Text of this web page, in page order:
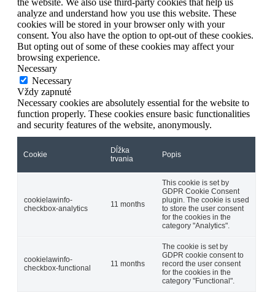
analyze and understand how you use this website. These
cookies will be stored in your browser only with your
consent. You also have the option to opt-out of these cookies.
But opting out of some of these cookies may affect your
browsing experience.
Necessary
Necessary
Vždy zapnuté
Necessary cookies are absolutely essential for the website to
function properly. These cookies ensure basic functionalities
and security features of the website, anonymously.
Cookie
Dĺžka
trvania
Popis
cookielawinfo-
checkbox-analytics
11 months
This cookie is set by
GDPR Cookie Consent
plugin. The cookie is used
to store the user consent
for the cookies in the
category "Analytics".
cookielawinfo-
checkbox-functional
11 months
The cookie is set by
GDPR cookie consent to
record the user consent
for the cookies in the
category "Functional".